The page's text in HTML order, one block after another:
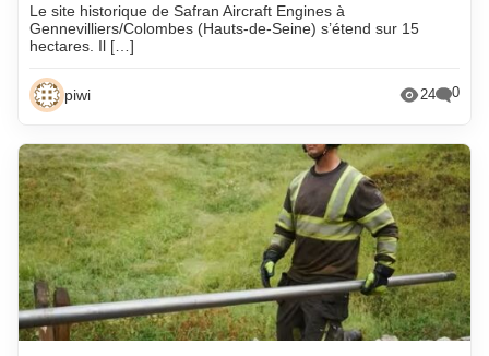
Le site historique de Safran Aircraft Engines à
Gennevilliers/Colombes (Hauts-de-Seine) s’étend sur 15
hectares. Il […]
piwi 24 0